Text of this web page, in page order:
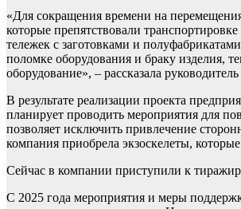
«Для сокращения времени на
которые препятствовали
тележек с заготовками и
поломке оборудования и браку изделия,
оборудование», – рассказала
В результате реализации проекта
планирует проводить мероприятия для
позволяет исключить привлечение
компания приобрела экзоскелеты,
Сейчас в компании приступили к
С 2025 года мероприятия и меры